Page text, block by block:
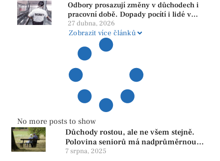
Odbory prosazují změny v důchodech i
pracovní době. Dopady pocítí i lidé v
našem regionu
27 dubna, 2026
Zobrazit více článků
No more posts to show
Důchody rostou, ale ne všem stejně.
Polovina seniorů má nadprůměrnou
penzi, tisíce však žijí pod hranicí
7 srpna, 2025